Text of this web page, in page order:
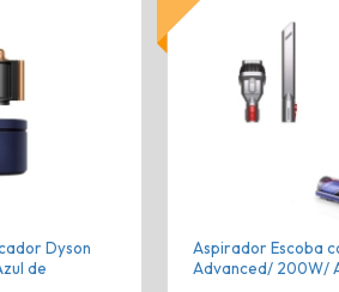
Dyson
de
Aspirador Escoba
Advanced/ 200W/